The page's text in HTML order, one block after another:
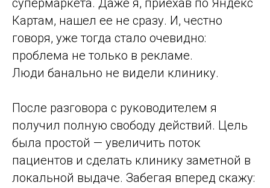
супермаркета. Даже я, приехав по Яндекс
Картам, нашел ее не сразу. И, честно
говоря, уже тогда стало очевидно:
проблема не только в рекламе.
Люди банально не видели клинику.
После разговора с руководителем я
получил полную свободу действий. Цель
была простой — увеличить поток
пациентов и сделать клинику заметной в
локальной выдаче. Забегая вперед скажу: